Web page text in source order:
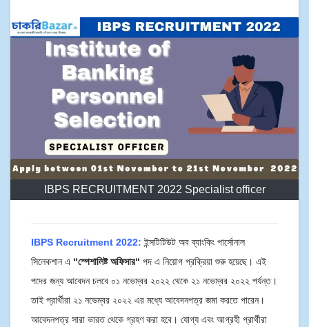
IBPS RECRUITMENT 2022 Specialist officer
IBPS Recruitment 2022: ইন্সটিটিউট অব ব্যাংকিং পার্সোনাল
সিলেকশান এ “স্পেশালিষ্ট অফিসার“ পদ এ নিয়োগ প্রক্রিয়া শুরু হয়েছে। এই
পদের জন্য আবেদন চলবে ০১ নভেম্বর ২০২২ থেকে ২১ নভেম্বর ২০২২ পর্যন্ত।
তাই প্রার্থীরা ২১ নভেম্বর ২০২২ এর মধ্যে আবেদনপত্র জমা করতে পারেন।
আবেদনপত্র সারা ভারত থেকে গ্রহণ করা হবে। যোগ্য এবং আগ্রহী প্রার্থীরা